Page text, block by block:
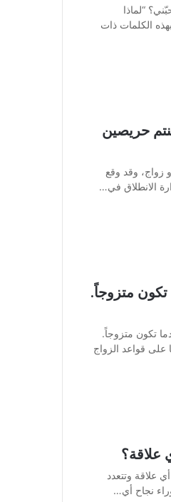
“لماذا
الكلمات ذات
حريصين
زواج، وقد وقع
الانطلاق في…
تكون متزوجاً.
تكون متزوجاً.
قواعد الزواج
علاقة؟
علاقة وتتعدد
نجاح أي…